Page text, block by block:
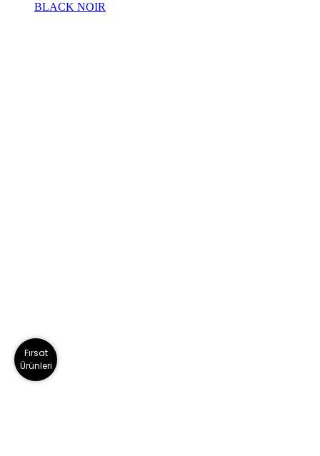
BLACK NOIR
Fırsat
Ürünleri